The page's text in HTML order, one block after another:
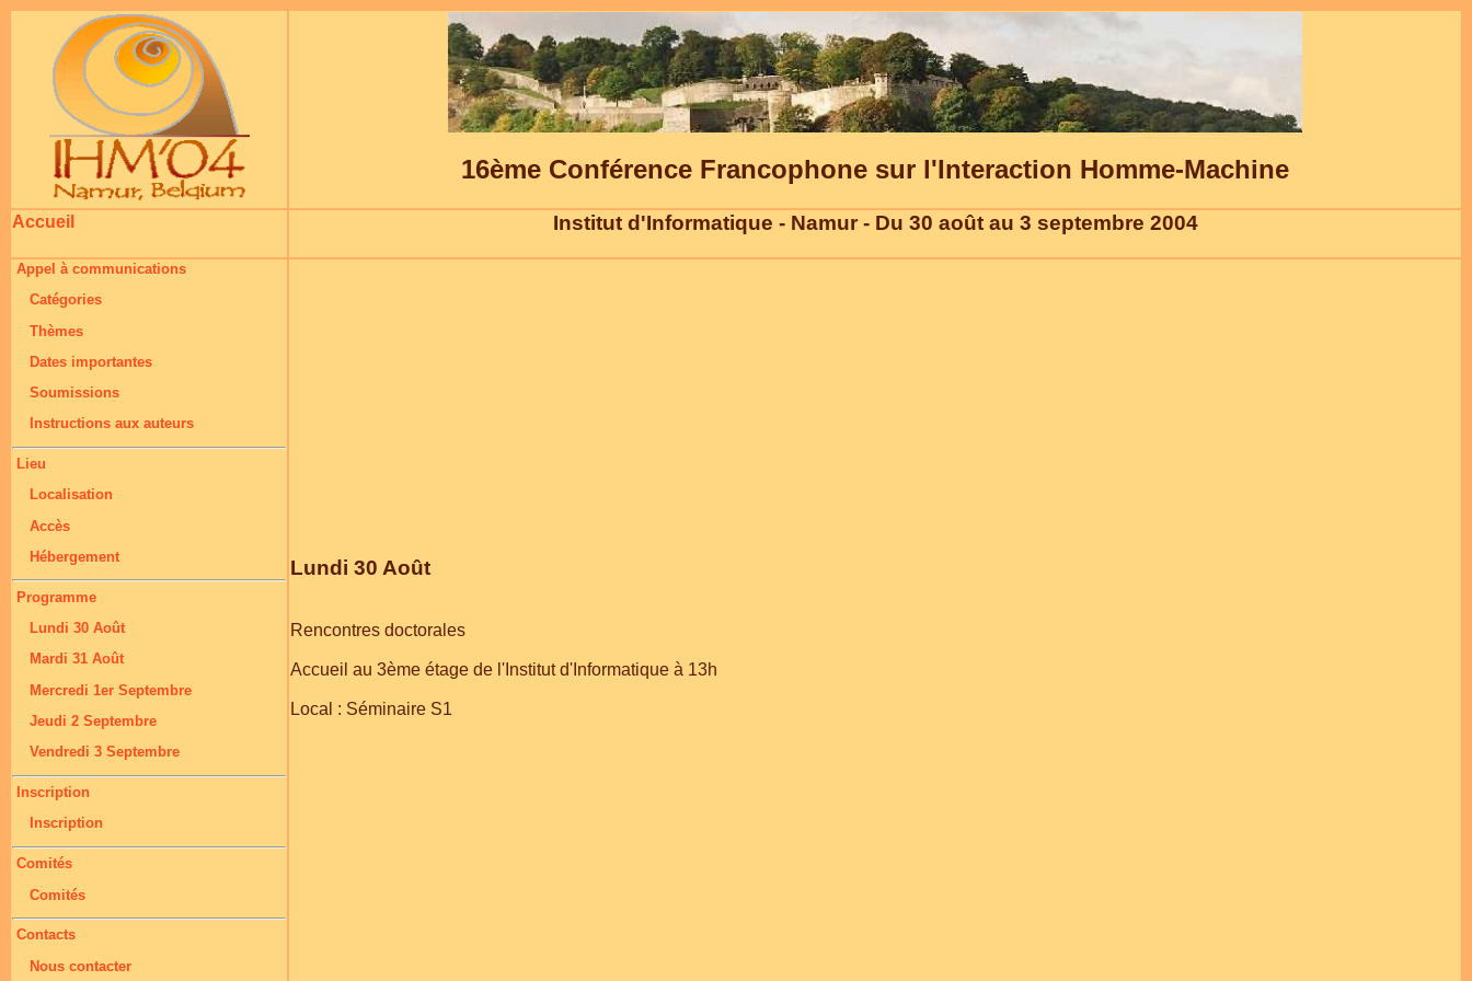
16ème Conférence Francophone sur l'Interaction Homme-Machine
Accueil Institut d'Informatique - Namur - Du 30 août au 3 septembre 2004
Appel à communications
Catégories
Thèmes
Dates importantes
Soumissions
Instructions aux auteurs
Lieu
Localisation
Accès
Hébergement
Programme
Lundi 30 Août
Mardi 31 Août
Mercredi 1er Septembre
Jeudi 2 Septembre
Vendredi 3 Septembre
Inscription
Inscription
Comités
Comités
Contacts
Nous contacter
Lundi 30 Août
Rencontres doctorales
Accueil au 3ème étage de l'Institut d'Informatique à 13h
Local : Séminaire S1